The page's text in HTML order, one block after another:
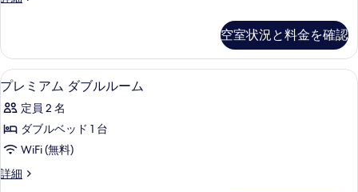
真
を
表
示
す
ブ
ル
ー
ム
の
す
べ
て
ス
ダ
ブ
ル
ー
の
詳
細
空室状況と料金を確認
プ
レ
ミ
ア
ダ
プレミアム ダブルルーム | セーフテ
6
プレミアム ダブルルーム
定員 2 名
ダブルベッド 1 台
WiFi (無料)
詳細
プ